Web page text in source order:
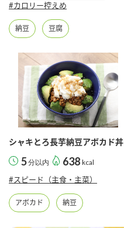
#カロリー控えめ
納豆 豆腐
シャキとろ長芋納豆アボカド丼
5分以内 638 kcal
#スピード（主食・主菜）
アボカド 納豆